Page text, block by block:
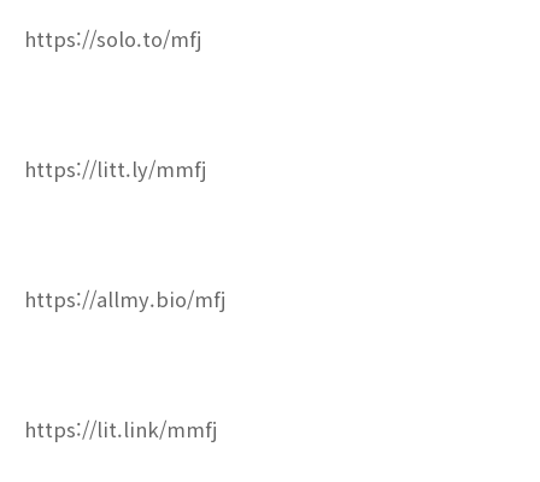
https://solo.to/mfj
https://litt.ly/mmfj
https://allmy.bio/mfj
https://lit.link/mmfj